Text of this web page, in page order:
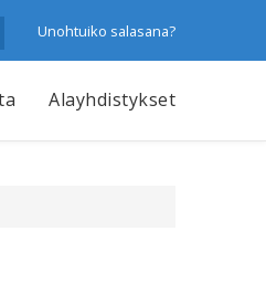
Unohtuiko salasana?
Alayhdistykset